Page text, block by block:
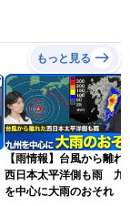
もっと見る
【雨情報】台風から離れ
西日本太平洋側も雨 九
を中心に大雨のおそれ